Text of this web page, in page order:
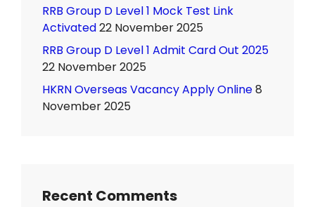
RRB Group D Level 1 Mock Test Link
Activated22 November 2025
RRB Group D Level 1 Admit Card Out 2025
22 November 2025
HKRN Overseas Vacancy Apply Online8
November 2025
Recent Comments